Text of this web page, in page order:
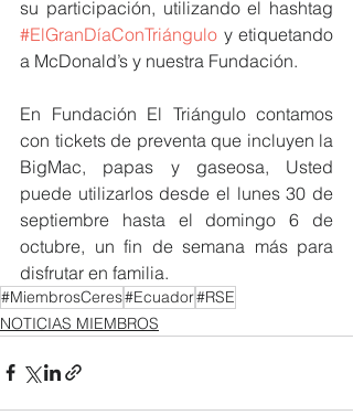
#ElGranDíaConTriángulo y etiquetando
a McDonald’s y nuestra Fundación.
En Fundación El Triángulo contamos
con tickets de preventa que incluyen la
BigMac, papas y gaseosa, Usted
puede utilizarlos desde el lunes 30 de
septiembre hasta el domingo 6 de
octubre, un fin de semana más para
disfrutar en familia.
#MiembrosCeres#Ecuador#RSE
NOTICIAS MIEMBROS